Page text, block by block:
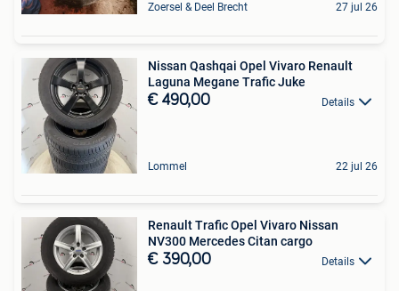
Zoersel & Deel Brecht 27 jul 26
Nissan Qashqai Opel Vivaro Renault
Laguna Megane Trafic Juke
€ 490,00 Details
Lommel 22 jul 26
Renault Trafic Opel Vivaro Nissan
NV300 Mercedes Citan cargo
€ 390,00 Details